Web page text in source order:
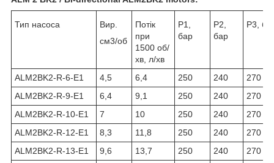
Тип насоса
Вир.
см3/об
Потік
при
1500 об/
хв, л/хв
Р1,
бар
Р2,
бар
Р3,
ALM2BK2-R-6-E1 4,5 6,4 250 240
270
ALM2BK2-R-9-E1
6,4 9,1 250 240
270
ALM2BK2-R-10-E1
7 10 250 240
270
ALM2BK2-R-12-E1
8,3 11,8 250 240
270
ALM2BK2-R-13-E1
9,6 13,7 250 240
270